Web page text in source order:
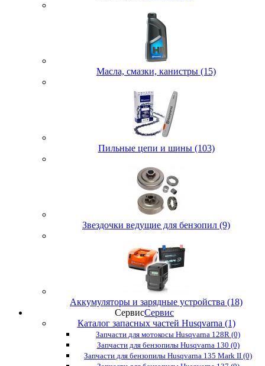
Масла, смазки, канистры (15)
Пильные цепи и шины (103)
Звездочки ведущие для бензопил (9)
Аккумуляторы и зарядные устройства (18)
СервисСервис
Каталог запасных частей Husqvarna (1)
Запчасти для мотокосы Husqvarna 128R (0)
Запчасти для бензопилы Husqvarna 130 (0)
Запчасти для бензопилы Husqvarna 135 Mark II (0)